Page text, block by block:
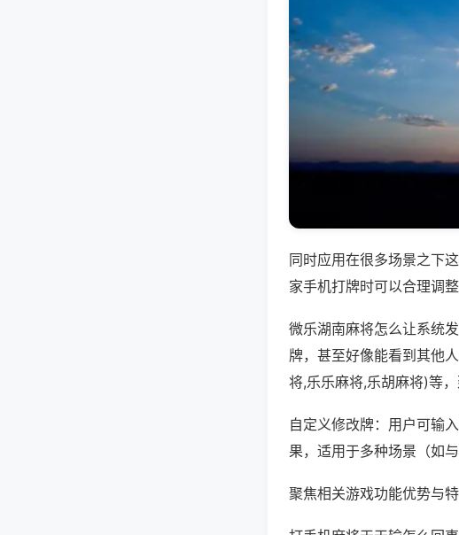
同时应用在很多场景之下
家手机打牌时可以合理调
微乐湖南麻将怎么让系统
牌，甚至好像能看到其他
将,乐乐麻将,乐胡麻将)等
自定义修改牌：用户可输
果，适用于多种场景（如
聚焦相关游戏功能优势与特